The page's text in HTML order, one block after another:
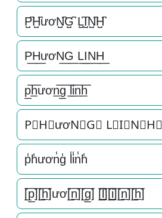
P̺͆H̺͆ươN̺͆G̺͆ L̺͆I̺͆N̺͆H̺͆
P͟H͟ươN͟G͟ L͟I͟N͟H͟
p̲̅h̲̅ươn̲̅g̲̅ l̲̅i̲̅n̲̅h̲̅
P⃣H⃣ươN⃣G⃣ L⃣I⃣N⃣H⃣
p̾h̾ươn̾g̾ l̾i̾n̾h̾
[̲̅p̲̅][̲̅h̲̅]ươ[̲̅n̲̅][̲̅g̲̅] [̲̅l̲̅][̲̅i̲̅][̲̅n̲̅][̲̅h̲̅]